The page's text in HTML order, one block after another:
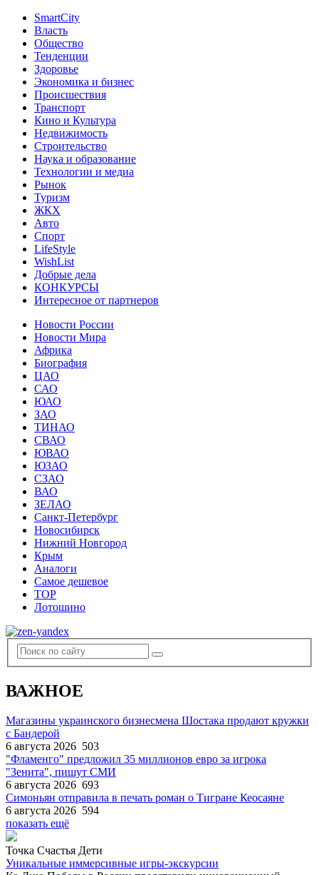
SmartCity
Власть
Общество
Тенденции
Здоровье
Экономика и бизнес
Происшествия
Транспорт
Кино и Культура
Недвижимость
Строительство
Наука и образование
Технологии и медиа
Рынок
Туризм
ЖКХ
Авто
Спорт
LifeStyle
WishList
Добрые дела
КОНКУРСЫ
Интересное от партнеров
Новости России
Новости Мира
Африка
Биография
ЦАО
САО
ЮАО
ЗАО
ТИНАО
СВАО
ЮВАО
ЮЗАО
СЗАО
ВАО
ЗЕЛАО
Санкт-Петербург
Новосибирск
Нижний Новгород
Крым
Аналоги
Самое дешевое
TOP
Лотошино
ВАЖНОЕ
Магазины украинского бизнесмена Шостака продают кружки
с Бандерой
6 августа 2026 503
"Фламенго" предложил 35 миллионов евро за игрока
"Зенита", пишут СМИ
6 августа 2026 693
Симоньян отправила в печать роман о Тигране Кеосаяне
6 августа 2026 594
показать ещё
Точка Счастья Дети
Уникальные иммерсивные игры-экскурсии